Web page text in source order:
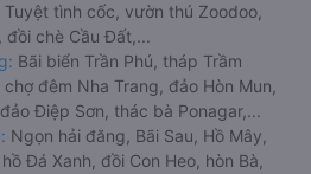
Tuyệt tình cốc, vườn thú Zoodoo,
chè Cầu Đất,...
Bãi biển Trần Phú, tháp Trầm
đêm Nha Trang, đảo Hòn Mun,
Điệp Sơn, thác bà Ponagar,...
Ngọn hải đăng, Bãi Sau, Hồ Mây,
Đá Xanh, đồi Con Heo, hòn Bà,